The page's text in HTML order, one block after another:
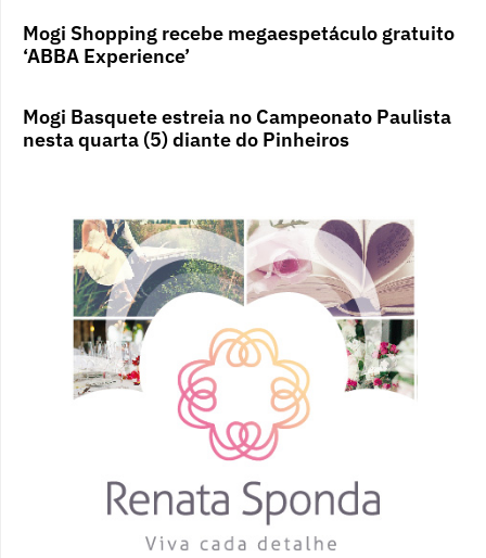
Mogi Shopping recebe megaespetáculo gratuito
‘ABBA Experience’
Mogi Basquete estreia no Campeonato Paulista
nesta quarta (5) diante do Pinheiros